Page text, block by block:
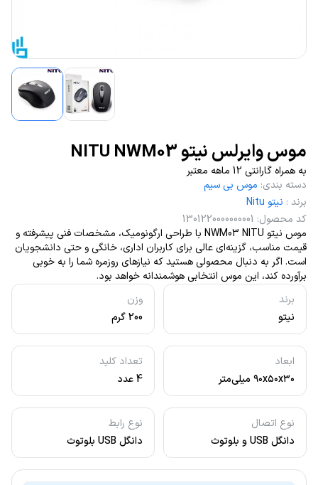
موس وایرلس نیتو NITU NWM03
برند
نیتو
وزن
200 گرم
ابعاد
۹۰x۵۰x۳۰ میلی‌متر
تعداد کلید
4 عدد
نوع اتصال
دانگل USB و بلوتوث
نوع رابط
دانگل USB بلوتوث
به همراه گارانتی 12 ماهه معتبر
دسته بندی: موس بی سیم
برند : نیتو Nitu
کد محصول:
1301220000000001
موس نیتو NWM03 NITU با طراحی ارگونومیک، مشخصات فنی پیشرفته و
قیمت مناسب، گزینه‌ای عالی برای کاربران اداری، خانگی و حتی دانشجویان
است. اگر به دنبال محصولی هستید که نیازهای روزمره شما را به خوبی
برآورده کند، این موس انتخابی هوشمندانه خواهد بود.